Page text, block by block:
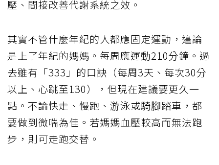
壓、間接改善代謝系統之效。
其實不管什麼年紀的人都應固定運動，遑論
是上了年紀的媽媽。每周應運動210分鐘。過
去雖有「333」的口訣（每周3天、每次30分
以上、心跳至130），但現在建議要更久一
點。不論快走、慢跑、游泳或騎腳踏車，都
要做到微喘為佳。若媽媽血壓較高而無法跑
步，則可走跑交替。